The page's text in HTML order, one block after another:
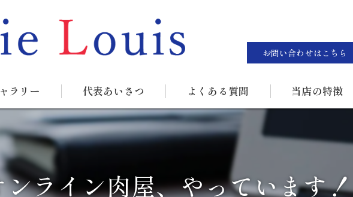
お問い合わせはこちら
ラリー 代表あいさつ よくある質問 当店の特徴
ステーキ
BBQ
ライン肉屋、やっています！